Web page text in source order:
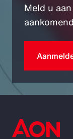
Meld u